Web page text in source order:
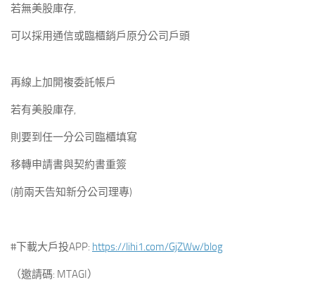
若無美股庫存,
可以採用通信或臨櫃銷戶原分公司戶頭
再線上加開複委託帳戶
若有美股庫存,
則要到任一分公司臨櫃填寫
移轉申請書與契約書重簽
(前兩天告知新分公司理專)
#下載大戶投APP: https://lihi1.com/GjZWw/blog
（邀請碼: MTAGI）